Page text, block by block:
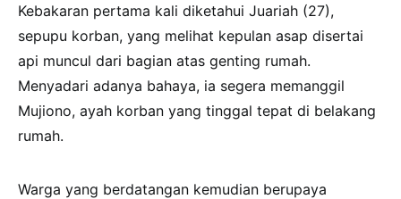
Kebakaran pertama kali diketahui Juariah (27),
sepupu korban, yang melihat kepulan asap disertai
api muncul dari bagian atas genting rumah.
Menyadari adanya bahaya, ia segera memanggil
Mujiono, ayah korban yang tinggal tepat di belakang
rumah.
Warga yang berdatangan kemudian berupaya